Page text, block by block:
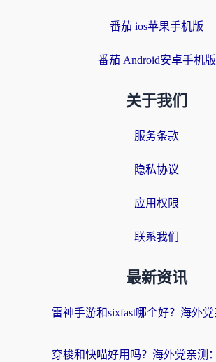
番茄 ios苹果手机版
番茄 Android安卓手机版
关于我们
服务条款
隐私协议
应用权限
联系我们
最新资讯